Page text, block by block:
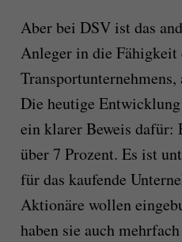
Aber bei DSV ist das
Anleger in die Fähigkeit
Die heutige
ein klarer Beweis dafür:
über 7 Prozent. Es ist
für das kaufende
Aktionäre wollen
haben sie auch